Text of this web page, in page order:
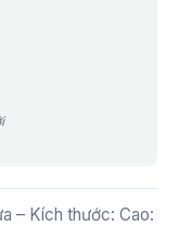
– Kích thước: Cao: